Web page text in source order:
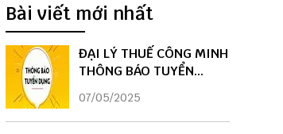
Bài viết mới nhất
ĐẠI LÝ THUẾ CÔNG MINH
THÔNG BÁO TUYỂN
DỤNG
07/05/2025